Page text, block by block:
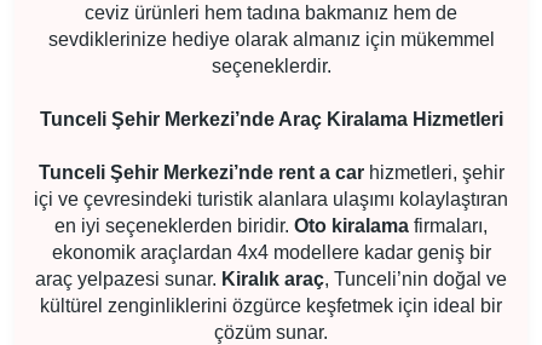
ceviz ürünleri hem tadına bakmanız hem de
sevdiklerinize hediye olarak almanız için mükemmel
seçeneklerdir.
Tunceli Şehir Merkezi’nde Araç Kiralama Hizmetleri
Tunceli Şehir Merkezi’nde rent a carhizmetleri, şehir
içi ve çevresindeki turistik alanlara ulaşımı kolaylaştıran
en iyi seçeneklerden biridir. Oto kiralama firmaları,
ekonomik araçlardan 4x4 modellere kadar geniş bir
araç yelpazesi sunar. Kiralık araç, Tunceli’nin doğal ve
kültürel zenginliklerini özgürce keşfetmek için ideal bir
çözüm sunar.